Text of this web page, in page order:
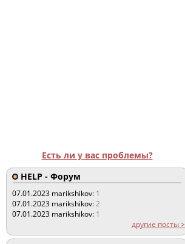
Есть ли у вас проблемы?
HELP - Форум
07.01.2023 marikshikov: 1
07.01.2023 marikshikov:2
07.01.2023 marikshikov: 1
другие посты >